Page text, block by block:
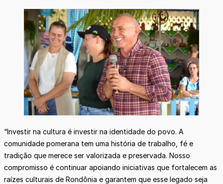
“Investir na cultura é investir na identidade do povo. A
comunidade pomerana tem uma história de trabalho, fé e
tradição que merece ser valorizada e preservada. Nosso
compromisso é continuar apoiando iniciativas que fortalecem as
raízes culturais de Rondônia e garantem que esse legado seja